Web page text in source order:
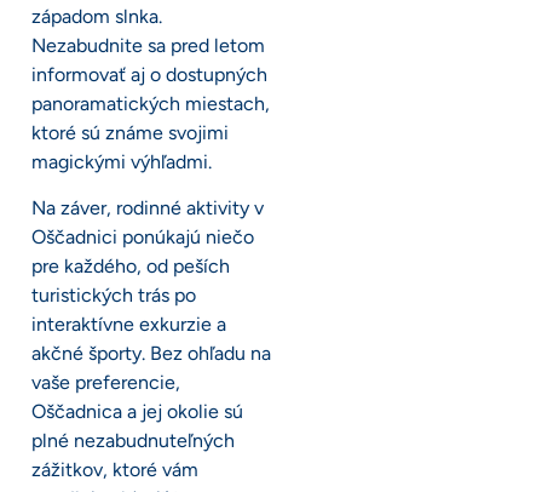
západom slnka.
Nezabudnite sa pred letom
informovať aj o dostupných
panoramatických miestach,
ktoré sú známe svojimi
magickými výhľadmi.
Na záver, rodinné aktivity v
Oščadnici ponúkajú niečo
pre každého, od peších
turistických trás po
interaktívne exkurzie a
akčné športy. Bez ohľadu na
vaše preferencie,
Oščadnica a jej okolie sú
plné nezabudnuteľných
zážitkov, ktoré vám